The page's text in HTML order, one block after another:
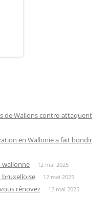
de Wallons contre-attaquent
en Wallonie a fait bondir
wallonne 12 mai 2025
bruxelloise 12 mai 2025
rénovez 12 mai 2025